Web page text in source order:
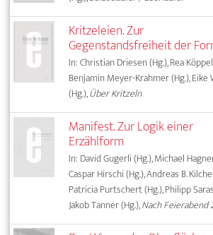
Kritzeleien. Zur
Gegenstandsfreiheit der
In: Christian Driesen (Hg.), Rea
Benjamin Meyer-Krahmer (Hg.),
(Hg.),Über Kritzeln
Manifest. Zur Logik einer
Erzählform
In: David Gugerli (Hg.), Michael
Caspar Hirschi (Hg.), Andreas B.
Patricia Purtschert (Hg.), Philipp
Jakob Tanner (Hg.),Nach Feierabend